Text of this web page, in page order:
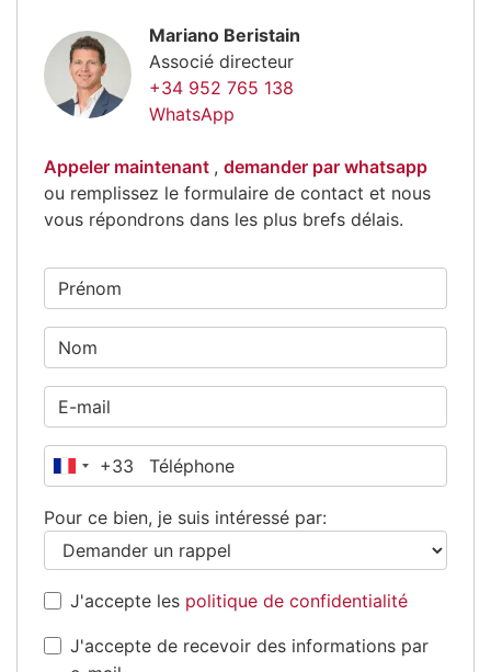
Mariano Beristain
Associé directeur
+34 952 765 138
WhatsApp
Appeler maintenant , demander par whatsapp
ou remplissez le formulaire de contact et nous
vous répondrons dans les plus brefs délais.
France
+33
Pour ce bien, je suis intéressé par:
J'accepte les politique de confidentialité
J'accepte de recevoir des informations par